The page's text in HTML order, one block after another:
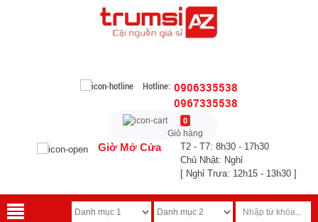
Hotline: 0906335538
0967335538
0
Giỏ hàng
Giờ Mở Cửa
T2 - T7: 8h30 - 17h30
Chủ Nhật: Nghỉ
[ Nghỉ Trưa: 12h15 - 13h30 ]